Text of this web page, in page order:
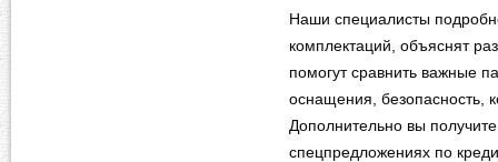
Наши специалисты
комплектаций, объяснят
помогут сравнить важные
оснащения, безопасность,
Дополнительно вы
спецпредложениях по